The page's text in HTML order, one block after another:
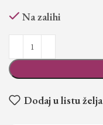
Na zalihi
Dodaj u listu želja